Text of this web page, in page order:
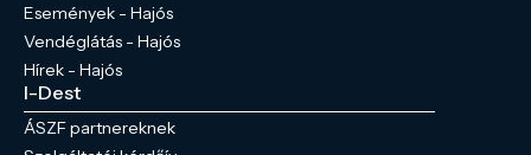
Események - Hajós
Vendéglátás - Hajós
Hírek - Hajós
I-Dest
ÁSZF partnereknek